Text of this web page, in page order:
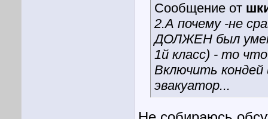
Сообщение от
2.А почему -не
ДОЛЖЕН был
1й класс) - то
Включить кондей
эвакуатор...